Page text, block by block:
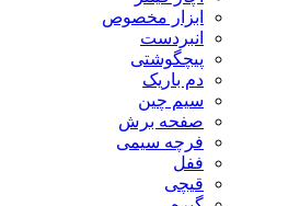
ابزار مخصوص
انبردست
پیچگوشتی
دم باریک
سیم چین
صفحه برش
فرچه سیمی
ففل
قیچی